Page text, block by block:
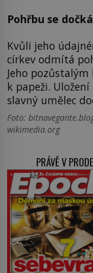
Pohřbu se
Kvůli jeho
církev odmítá
Jeho
k papeži.
slavný umělec
Foto:
wikimedia.org
PRÁVĚ V